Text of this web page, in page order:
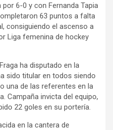
6-0 y con Fernanda Tapia
63 puntos a falta
consiguiendo el ascenso a
Liga femenina de hockey
ha disputado en la
sido titular en todos siendo
una de las referentes en la
Campaña invicta del equipo,
22 goles en su portería.
en la cantera de